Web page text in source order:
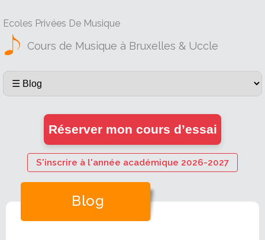
Ecoles Privées De Musique
Cours de Musique à Bruxelles & Uccle
Réserver mon cours d’essai
S'inscrire à l'année académique 2026-2027
Blog